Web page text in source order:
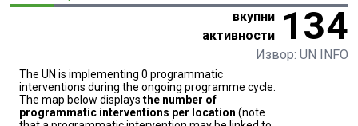
вкупни
активности
134
Извор: UN INFO
The UN is implementing 0 programmatic
interventions during the ongoing programme cycle.
The map below displays the number of
programmatic interventions per location (note